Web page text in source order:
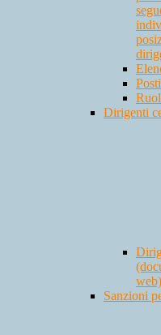
Dirigenti
web)
Sanzioni